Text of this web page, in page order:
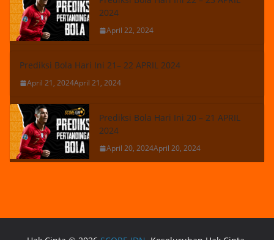
2024
April 22, 2024
Prediksi Bola Hari Ini 21– 22 APRIL 2024
April 21, 2024April 21, 2024
Prediksi Bola Hari Ini 20 – 21 APRIL
2024
April 20, 2024April 20, 2024